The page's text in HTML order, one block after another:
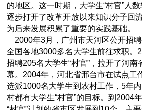
的地区。这一时期，大学生“村官”人
逐步打开了改革开放以来知识分子回
为后来发展积累了重要的实践基础。
2000年3月，广州市天河区公开招聘
全国各地3000多名大学生前往求职。
招聘205名大学生“村官”，拉开了河南
幕。2004年，河北省邢台市在试点工
选派1000名大学生到农村工作，5年
村都有大学生“村官”的目标。到2004